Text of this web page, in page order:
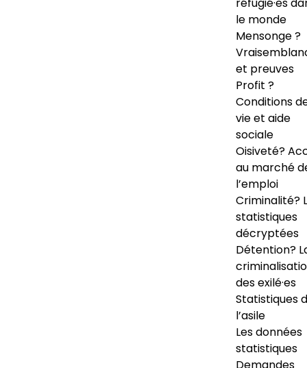
le monde
Mensonge ?
et preuves
Profit ?
Conditions
vie et aide
sociale
Oisiveté?
au marché
l’emploi
Criminalité?
statistiques
décryptées
Détention?
des exilé·es
Statistiques
l’asile
Les données
statistiques